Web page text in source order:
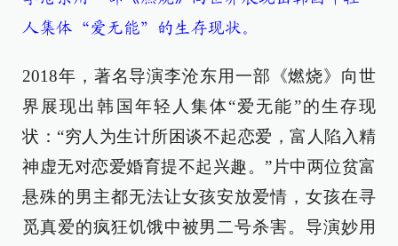
人集体“爱无能”的生存现状。
2018年，著名导演李沧东用一部《燃烧》向世
界展现出韩国年轻人集体“爱无能”的生存现
状：“穷人为生计所困谈不起恋爱，富人陷入精
神虚无对恋爱婚育提不起兴趣。”片中两位贫富
悬殊的男主都无法让女孩安放爱情，女孩在寻
觅真爱的疯狂饥饿中被男二号杀害。导演妙用